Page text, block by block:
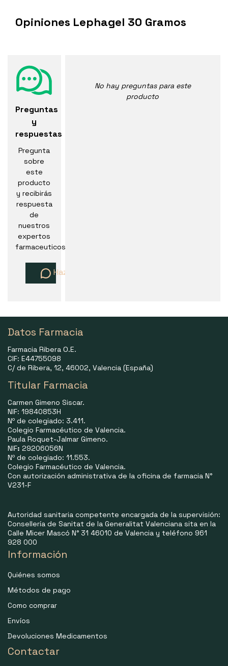
Opiniones Lephagel 30 Gramos
Preguntas
y
respuestas
Pregunta
sobre
este
producto
y recibirás
respuesta
de
nuestros
expertos
farmaceuticos
Haz una pregunta
No hay preguntas para este
producto
Datos Farmacia
Farmacia Ribera O.E.
CIF: E44755098
C/ de Ribera, 12, 46002, Valencia (España)
Titular Farmacia
Carmen Gimeno Siscar.
NIF: 19840853H
Nº de colegiado: 3.411.
Colegio Farmacéutico de Valencia.
Paula Roquet-Jalmar Gimeno.
NIF: 29206056N
Nº de colegiado: 11.553.
Colegio Farmacéutico de Valencia.
Con autorización administrativa de la oficina de farmacia N°
V231-F
Autoridad sanitaria competente encargada de la supervisión:
Consellería de Sanitat de la Generalitat Valenciana sita en la
Calle Micer Mascó N° 31 46010 de Valencia y teléfono 961
928 000
Información
Quiénes somos
Métodos de pago
Como comprar
Envíos
Devoluciones Medicamentos
Contactar